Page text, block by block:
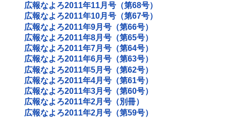
広報なよろ2011年11月号（第68号）
広報なよろ2011年10月号（第67号）
広報なよろ2011年9月号（第66号）
広報なよろ2011年8月号（第65号）
広報なよろ2011年7月号（第64号）
広報なよろ2011年6月号（第63号）
広報なよろ2011年5月号（第62号）
広報なよろ2011年4月号（第61号）
広報なよろ2011年3月号（第60号）
広報なよろ2011年2月号（別冊）
広報なよろ2011年2月号（第59号）